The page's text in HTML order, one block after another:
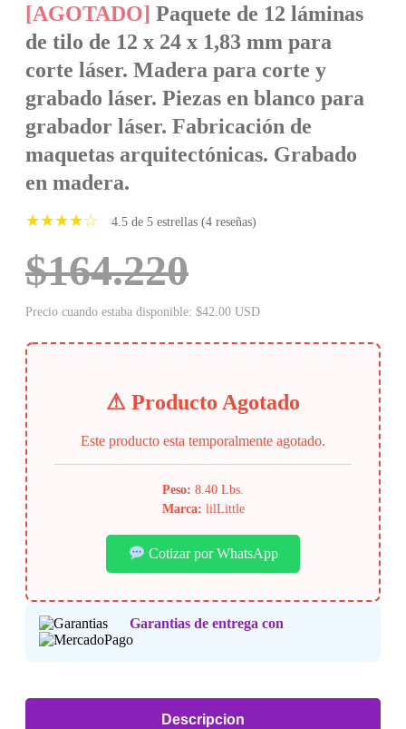
[AGOTADO] Paquete de 12 láminas
de tilo de 12 x 24 x 1,83 mm para
corte láser. Madera para corte y
grabado láser. Piezas en blanco para
grabador láser. Fabricación de
maquetas arquitectónicas. Grabado
en madera.
★★★★☆ 4.5 de 5 estrellas (4 reseñas)
$164.220
Precio cuando estaba disponible: $42.00 USD
⚠ Producto Agotado
Este producto esta temporalmente agotado.
Peso: 8.40 Lbs.
Marca: lilLittle
Cotizar por WhatsApp
Garantias de entrega con
Descripcion